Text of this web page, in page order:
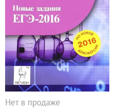
Нет в продаже